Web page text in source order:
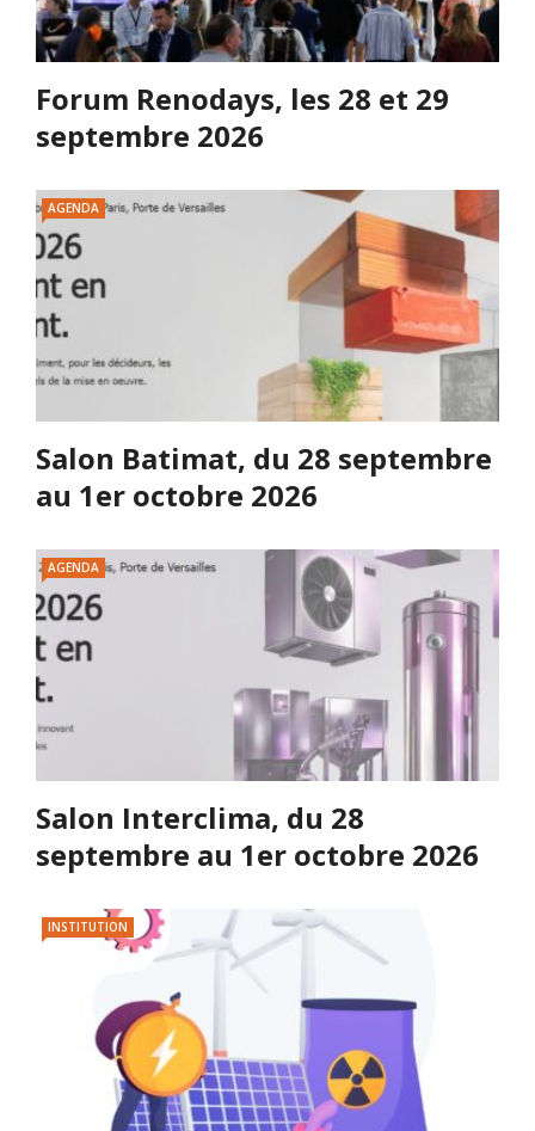
Forum Renodays, les 28 et 29
septembre 2026
AGENDA
Salon Batimat, du 28 septembre
au 1er octobre 2026
AGENDA
Salon Interclima, du 28
septembre au 1er octobre 2026
INSTITUTION